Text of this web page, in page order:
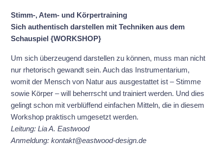
Stimm-, Atem- und Körpertraining
Sich authentisch darstellen mit Techniken aus dem
Schauspiel {WORKSHOP}
Um sich überzeugend darstellen zu können, muss man nicht
nur rhetorisch gewandt sein. Auch das Instrumentarium,
womit der Mensch von Natur aus ausgestattet ist – Stimme
sowie Körper – will beherrscht und trainiert werden. Und dies
gelingt schon mit verblüffend einfachen Mitteln, die in diesem
Workshop praktisch umgesetzt werden.
Leitung: Lia A. Eastwood
Anmeldung: kontakt@eastwood-design.de